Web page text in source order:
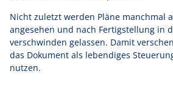
Nicht zuletzt werden Pläne manchmal
angesehen und nach Fertigstellung in
verschwinden gelassen. Damit
das Dokument als lebendiges
nutzen.